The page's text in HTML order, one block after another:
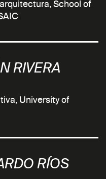
School of
RIVERA
University of
RÍOS